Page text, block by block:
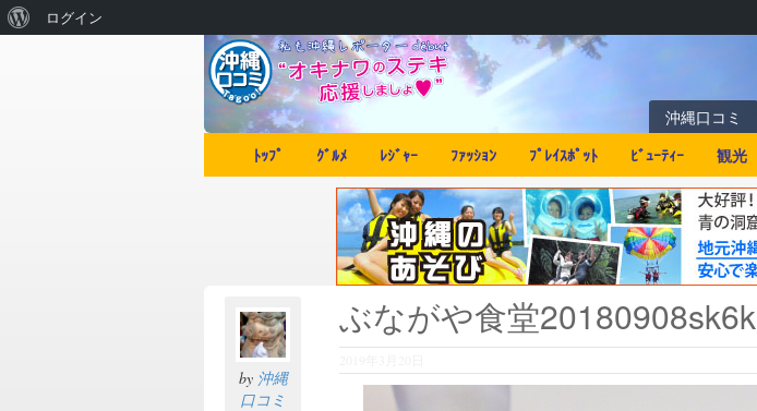
沖縄口コミ
ﾄｯﾌﾟ
ｸﾞﾙﾒ ﾚｼﾞｬｰ ﾌｧｯｼｮﾝ ﾌﾟﾚｲｽﾎﾟｯﾄ ﾋﾞｭｰﾃｨｰ 観光
by 沖縄
口コミ
ぶながや食堂20180908sk6k
ログイン